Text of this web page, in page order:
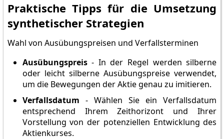
Praktische Tipps für die Umsetzung
synthetischer Strategien
Wahl von Ausübungspreisen und Verfallsterminen
Ausübungspreis- In der Regel werden silberne
oder leicht silberne Ausübungspreise verwendet,
um die Bewegungen der Aktie genau zu imitieren.
Verfallsdatum - Wählen Sie ein Verfallsdatum
entsprechend Ihrem Zeithorizont und Ihrer
Vorstellung von der potenziellen Entwicklung des
Aktienkurses.